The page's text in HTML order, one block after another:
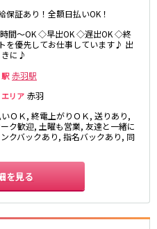
証あり！全額日払いOK！
間～OK ◇早出OK ◇遅出OK ◇終
を優先してお仕事しています♪ 出
きに♪
駅 赤羽駅
エリア 赤羽
ＯＫ, 終電上がりＯＫ, 送りあり,
ク歓迎, 土曜も営業, 友達と一緒に
クバックあり, 指名バックあり, 同
を見る
茶屋・二子玉川
・板橋
・浅草橋・両国
・巣鴨
・小作
寺
馬場・大久保
学園・石神井公園
町駅
寺駅
原駅
幡駅
沼駅
駅
駅
ヶ谷駅
駅